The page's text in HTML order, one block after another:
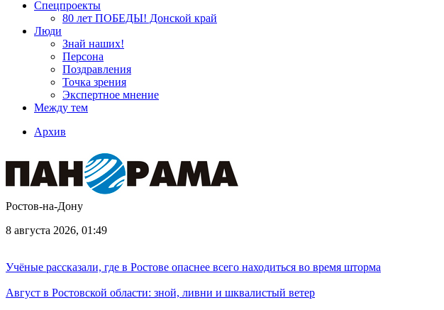
Спецпроекты
80 лет ПОБЕДЫ! Донской край
Люди
Знай наших!
Персона
Поздравления
Точка зрения
Экспертное мнение
Между тем
Архив
Ростов-на-Дону
8 августа 2026, 01:49
Учёные рассказали, где в Ростове опаснее всего находиться во время шторма
Август в Ростовской области: зной, ливни и шквалистый ветер